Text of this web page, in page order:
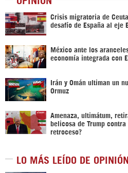
Crisis migratoria de
desafío de España al eje
México ante los
economía integrada con
Irán y Omán ultiman un
Ormuz
Amenaza, ultimátum,
belicosa de Trump
retroceso?
LO MÁS LEÍDO DE OPINIÓN